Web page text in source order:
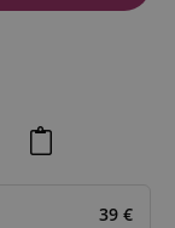
39 €